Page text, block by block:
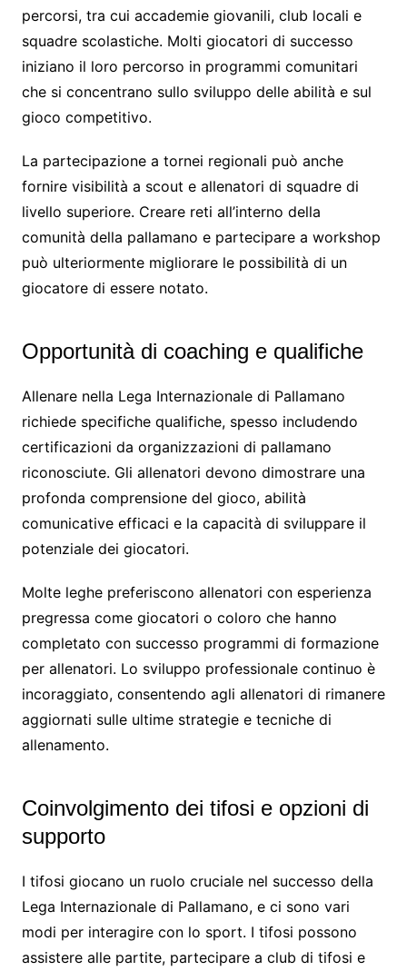
percorsi, tra cui accademie giovanili, club locali e
squadre scolastiche. Molti giocatori di successo
iniziano il loro percorso in programmi comunitari
che si concentrano sullo sviluppo delle abilità e sul
gioco competitivo.
La partecipazione a tornei regionali può anche
fornire visibilità a scout e allenatori di squadre di
livello superiore. Creare reti all’interno della
comunità della pallamano e partecipare a workshop
può ulteriormente migliorare le possibilità di un
giocatore di essere notato.
Opportunità di coaching e qualifiche
Allenare nella Lega Internazionale di Pallamano
richiede specifiche qualifiche, spesso includendo
certificazioni da organizzazioni di pallamano
riconosciute. Gli allenatori devono dimostrare una
profonda comprensione del gioco, abilità
comunicative efficaci e la capacità di sviluppare il
potenziale dei giocatori.
Molte leghe preferiscono allenatori con esperienza
pregressa come giocatori o coloro che hanno
completato con successo programmi di formazione
per allenatori. Lo sviluppo professionale continuo è
incoraggiato, consentendo agli allenatori di rimanere
aggiornati sulle ultime strategie e tecniche di
allenamento.
Coinvolgimento dei tifosi e opzioni di
supporto
I tifosi giocano un ruolo cruciale nel successo della
Lega Internazionale di Pallamano, e ci sono vari
modi per interagire con lo sport. I tifosi possono
assistere alle partite, partecipare a club di tifosi e